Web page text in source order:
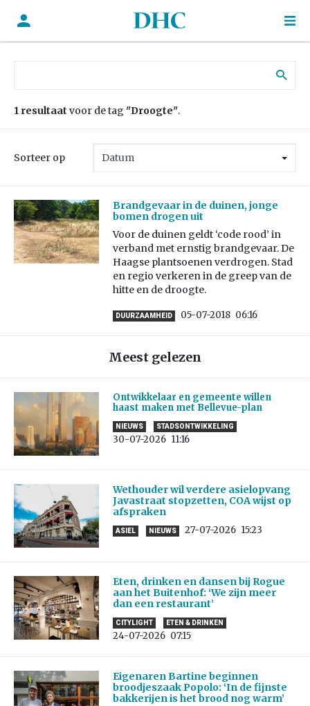
1 resultaat voor de tag "Droogte".
Sorteer op
Brandgevaar in de duinen, jonge
bomen drogen uit
Voor de duinen geldt ‘code rood’ in
verband met ernstig brandgevaar. De
Haagse plantsoenen verdrogen. Stad
en regio verkeren in de greep van de
hitte en de droogte.
DUURZAAMHEID 05-07-2018 06:16
Meest gelezen
Ontwikkelaar en gemeente willen
haast maken met Bellevue-plan
NIEUWS STADSONTWIKKELING
30-07-2026 11:16
Wethouder wil verdere asielopvang
Javastraat stopzetten, COA wijst op
afspraken
ASIEL NIEUWS 27-07-2026 15:23
Eten, drinken en dansen bij Rogue
aan het Buitenhof: ‘We zijn meer
dan een restaurant’
CITYLIGHT ETEN & DRINKEN
24-07-2026 07:15
Eigenaren Bartine beginnen
broodjeszaak Popolo: ‘In de fijnste
bakkerijen is het brood nog warm’